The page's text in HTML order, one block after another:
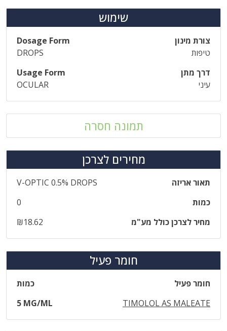
שימוש
צורת מינון
Dosage Form
טיפות
DROPS
דרך מתן
Usage Form
עיני
OCULAR
תמונה חסרה
מחירים לצרכן
תאור אריזה
V-OPTIC 0.5% DROPS
כמות
0
מחיר לצרכן כולל מע"מ
₪18.62
חומר פעיל
חומר פעיל
כמות
TIMOLOL AS MALEATE
5 MG/ML